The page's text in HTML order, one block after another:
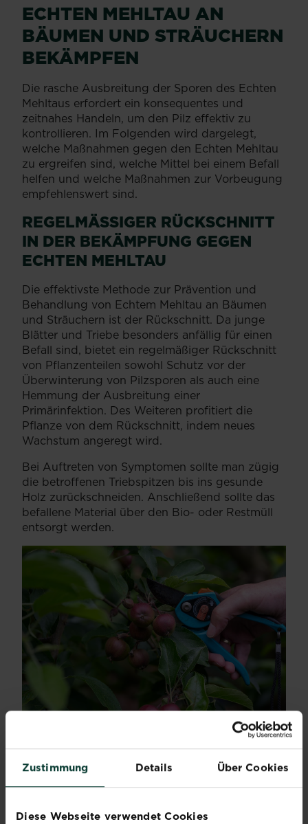
Zustimmung Details Über Cookies
Diese Webseite verwendet Cookies
ECHTEN MEHLTAU AN
BÄUMEN UND STRÄUCHERN
BEKÄMPFEN
Die rasche Ausbreitung der Sporen des Echten
Mehltaus erfordert ein konsequentes und
zeitnahes Handeln, um den Pilz effektiv zu
kontrollieren. Im Folgenden wird dargelegt,
welche Maßnahmen gegen den Echten Mehltau
zu ergreifen sind, welche Mittel bei einem Befall
helfen und welche Maßnahmen zur Vorbeugung
empfehlenswert sind.
REGELMÄSSIGER RÜCKSCHNITT I
N DER BEKÄMPFUNG GEGEN E
CHTEN MEHLTAU
Die effektivste Methode zur Prävention und
Behandlung von Echtem Mehltau an Bäumen
und Sträuchern ist der Rückschnitt. Da junge
Blätter und Triebe besonders anfällig für einen
Befall sind, bietet ein regelmäßiger Rückschnitt
von Pflanzenteilen sowohl Schutz vor der
Überwinterung von Pilzsporen als auch eine
Hemmung der Ausbreitung einer
Primärinfektion. Des Weiteren profitiert die
Pflanze von dem Rückschnitt, indem neues
Wachstum angeregt wird.
Bei Auftreten von Symptomen sollte man zügig
die betroffenen Triebspitzen bis ins gesunde
Holz zurückschneiden. Anschließend sollte das
befallene Material über den Bio- oder Restmüll
entsorgt werden.
MEHLTAU AN APFELBÄUMEN
UND EICHEN
In Kombination mit einem konsequenten